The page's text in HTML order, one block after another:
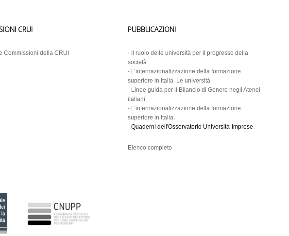
CRUI
Commissioni della CRUI
PUBBLICAZIONI
-
Il ruolo delle università per il progresso della
società
- L’internazionalizzazione della formazione
superiore in Italia. Le università
- Linee guida per il Bilancio di Genere negli Atenei
italiani
- L’internazionalizzazione della formazione
superiore in Italia.
- Quaderni dell'Osservatorio Università-Imprese
Elenco completo